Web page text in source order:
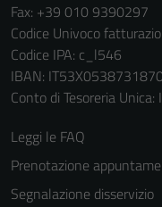
Fax: +39 010 9390297
Codice Univoco
Codice IPA: c_l546
IBAN:
Conto di Tesoreria
Leggi le FAQ
Prenotazione
Segnalazione disservizio